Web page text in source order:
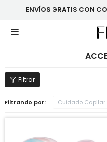
ENVÍOS GRATIS CON

Filtrando por: Cuidado Capilar